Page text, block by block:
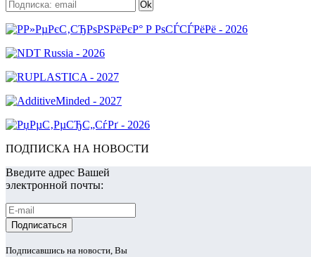
ПОДПИСКА НА НОВОСТИ
Введите адрес Вашей
электронной почты:
Подписавшись на новости, Вы